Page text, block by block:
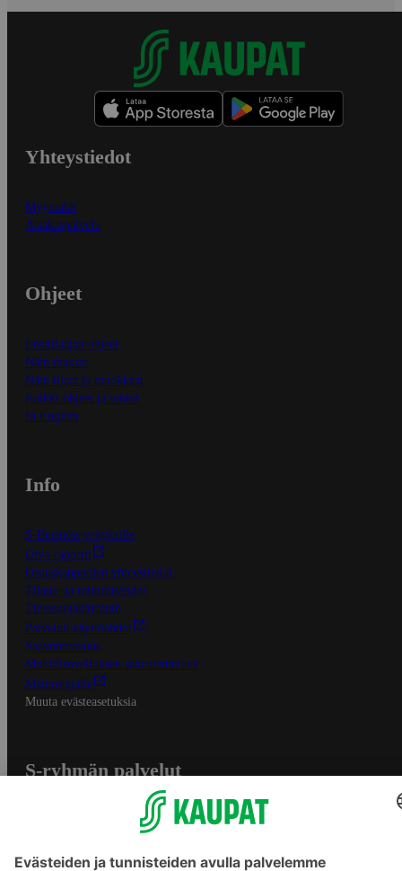
Yhteystiedot
Myymälät
Asiakaspalvelu
Ohjeet
Ensitilaajan ohjeet
Näin maksat
Näin tilaat ja muokkaat
Kaikki ohjeet ja vinkit
In English
Info
S-Business yrityksille
Oiva-raportit
Osuuskauppojen yhteystiedot
Tilaus- ja toimitusehdot
Tietosuojakäytäntö
Palvelun käyttöehdot
Saavutettavuus
Mobiilisovelluksen saavutettavuus
Mainostajalle
Muuta evästeasetuksia
S-ryhmän palvelut
Yhteishyvä Ruoka -sovellus